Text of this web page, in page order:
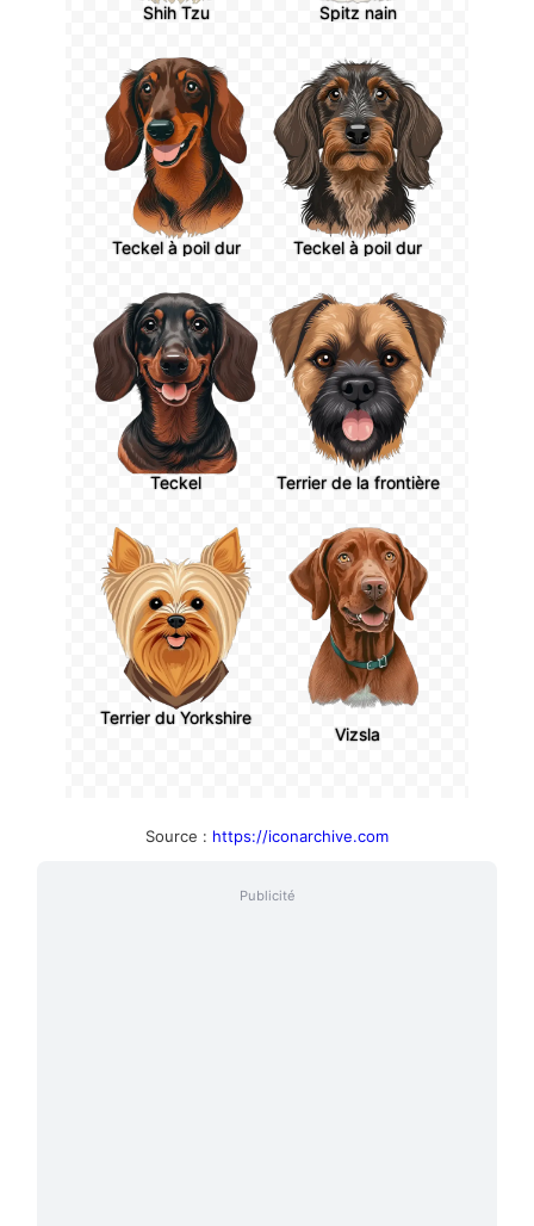
Shih Tzu Spitz nain
Teckel à poil dur Teckel à poil dur
Teckel Terrier de la frontière
Terrier du Yorkshire
Vizsla
Source : https://iconarchive.com
Publicité